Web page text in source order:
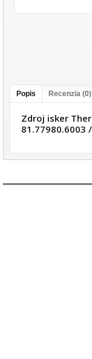
Popis Recenzia (0)
Zdroj isker
81.77980.6003